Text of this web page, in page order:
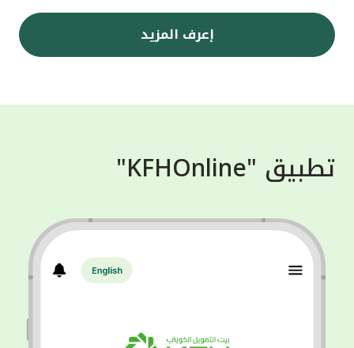
إعرف المزيد
تطبيق "KFHOnline"